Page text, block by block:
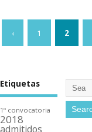
‹ 1 2
Etiquetas
1º convocatoria
2018
admitidos